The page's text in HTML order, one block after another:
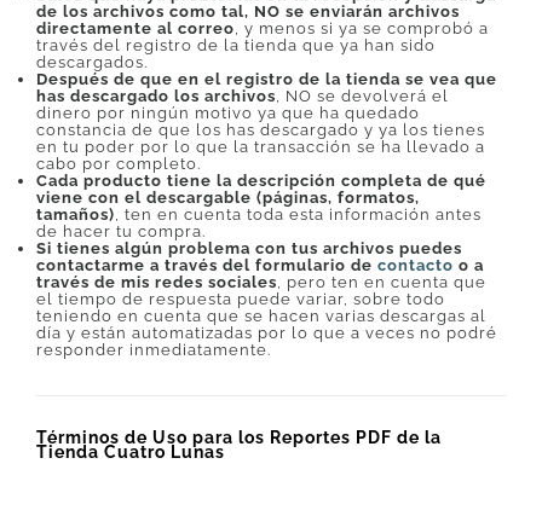
de los archivos como tal, NO se enviarán archivos
directamente al correo, y menos si ya se comprobó a
través del registro de la tienda que ya han sido
descargados.
Después de que en el registro de la tienda se vea que
has descargado los archivos, NO se devolverá el
dinero por ningún motivo ya que ha quedado
constancia de que los has descargado y ya los tienes
en tu poder por lo que la transacción se ha llevado a
cabo por completo.
Cada producto tiene la descripción completa de qué
viene con el descargable (páginas, formatos,
tamaños), ten en cuenta toda esta información antes
de hacer tu compra.
Si tienes algún problema con tus archivos puedes
contactarme a través del formulario de contacto o a
través de mis redes sociales, pero ten en cuenta que
el tiempo de respuesta puede variar, sobre todo
teniendo en cuenta que se hacen varias descargas al
día y están automatizadas por lo que a veces no podré
responder inmediatamente.
Términos de Uso para los Reportes PDF de la
Tienda Cuatro Lunas